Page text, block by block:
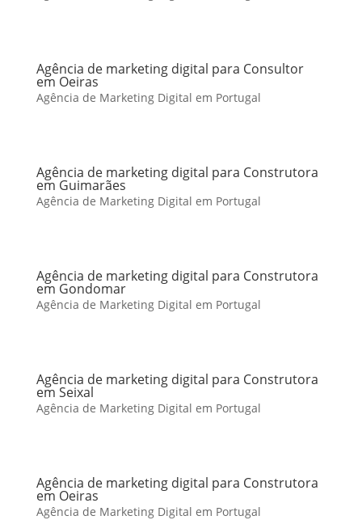
Agência de marketing digital para Consultor
em Oeiras
Agência de Marketing Digital em Portugal
Agência de marketing digital para Construtora
em Guimarães
Agência de Marketing Digital em Portugal
Agência de marketing digital para Construtora
em Gondomar
Agência de Marketing Digital em Portugal
Agência de marketing digital para Construtora
em Seixal
Agência de Marketing Digital em Portugal
Agência de marketing digital para Construtora
em Oeiras
Agência de Marketing Digital em Portugal